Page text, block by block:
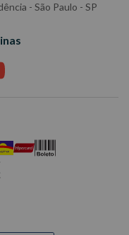
- São Paulo - SP